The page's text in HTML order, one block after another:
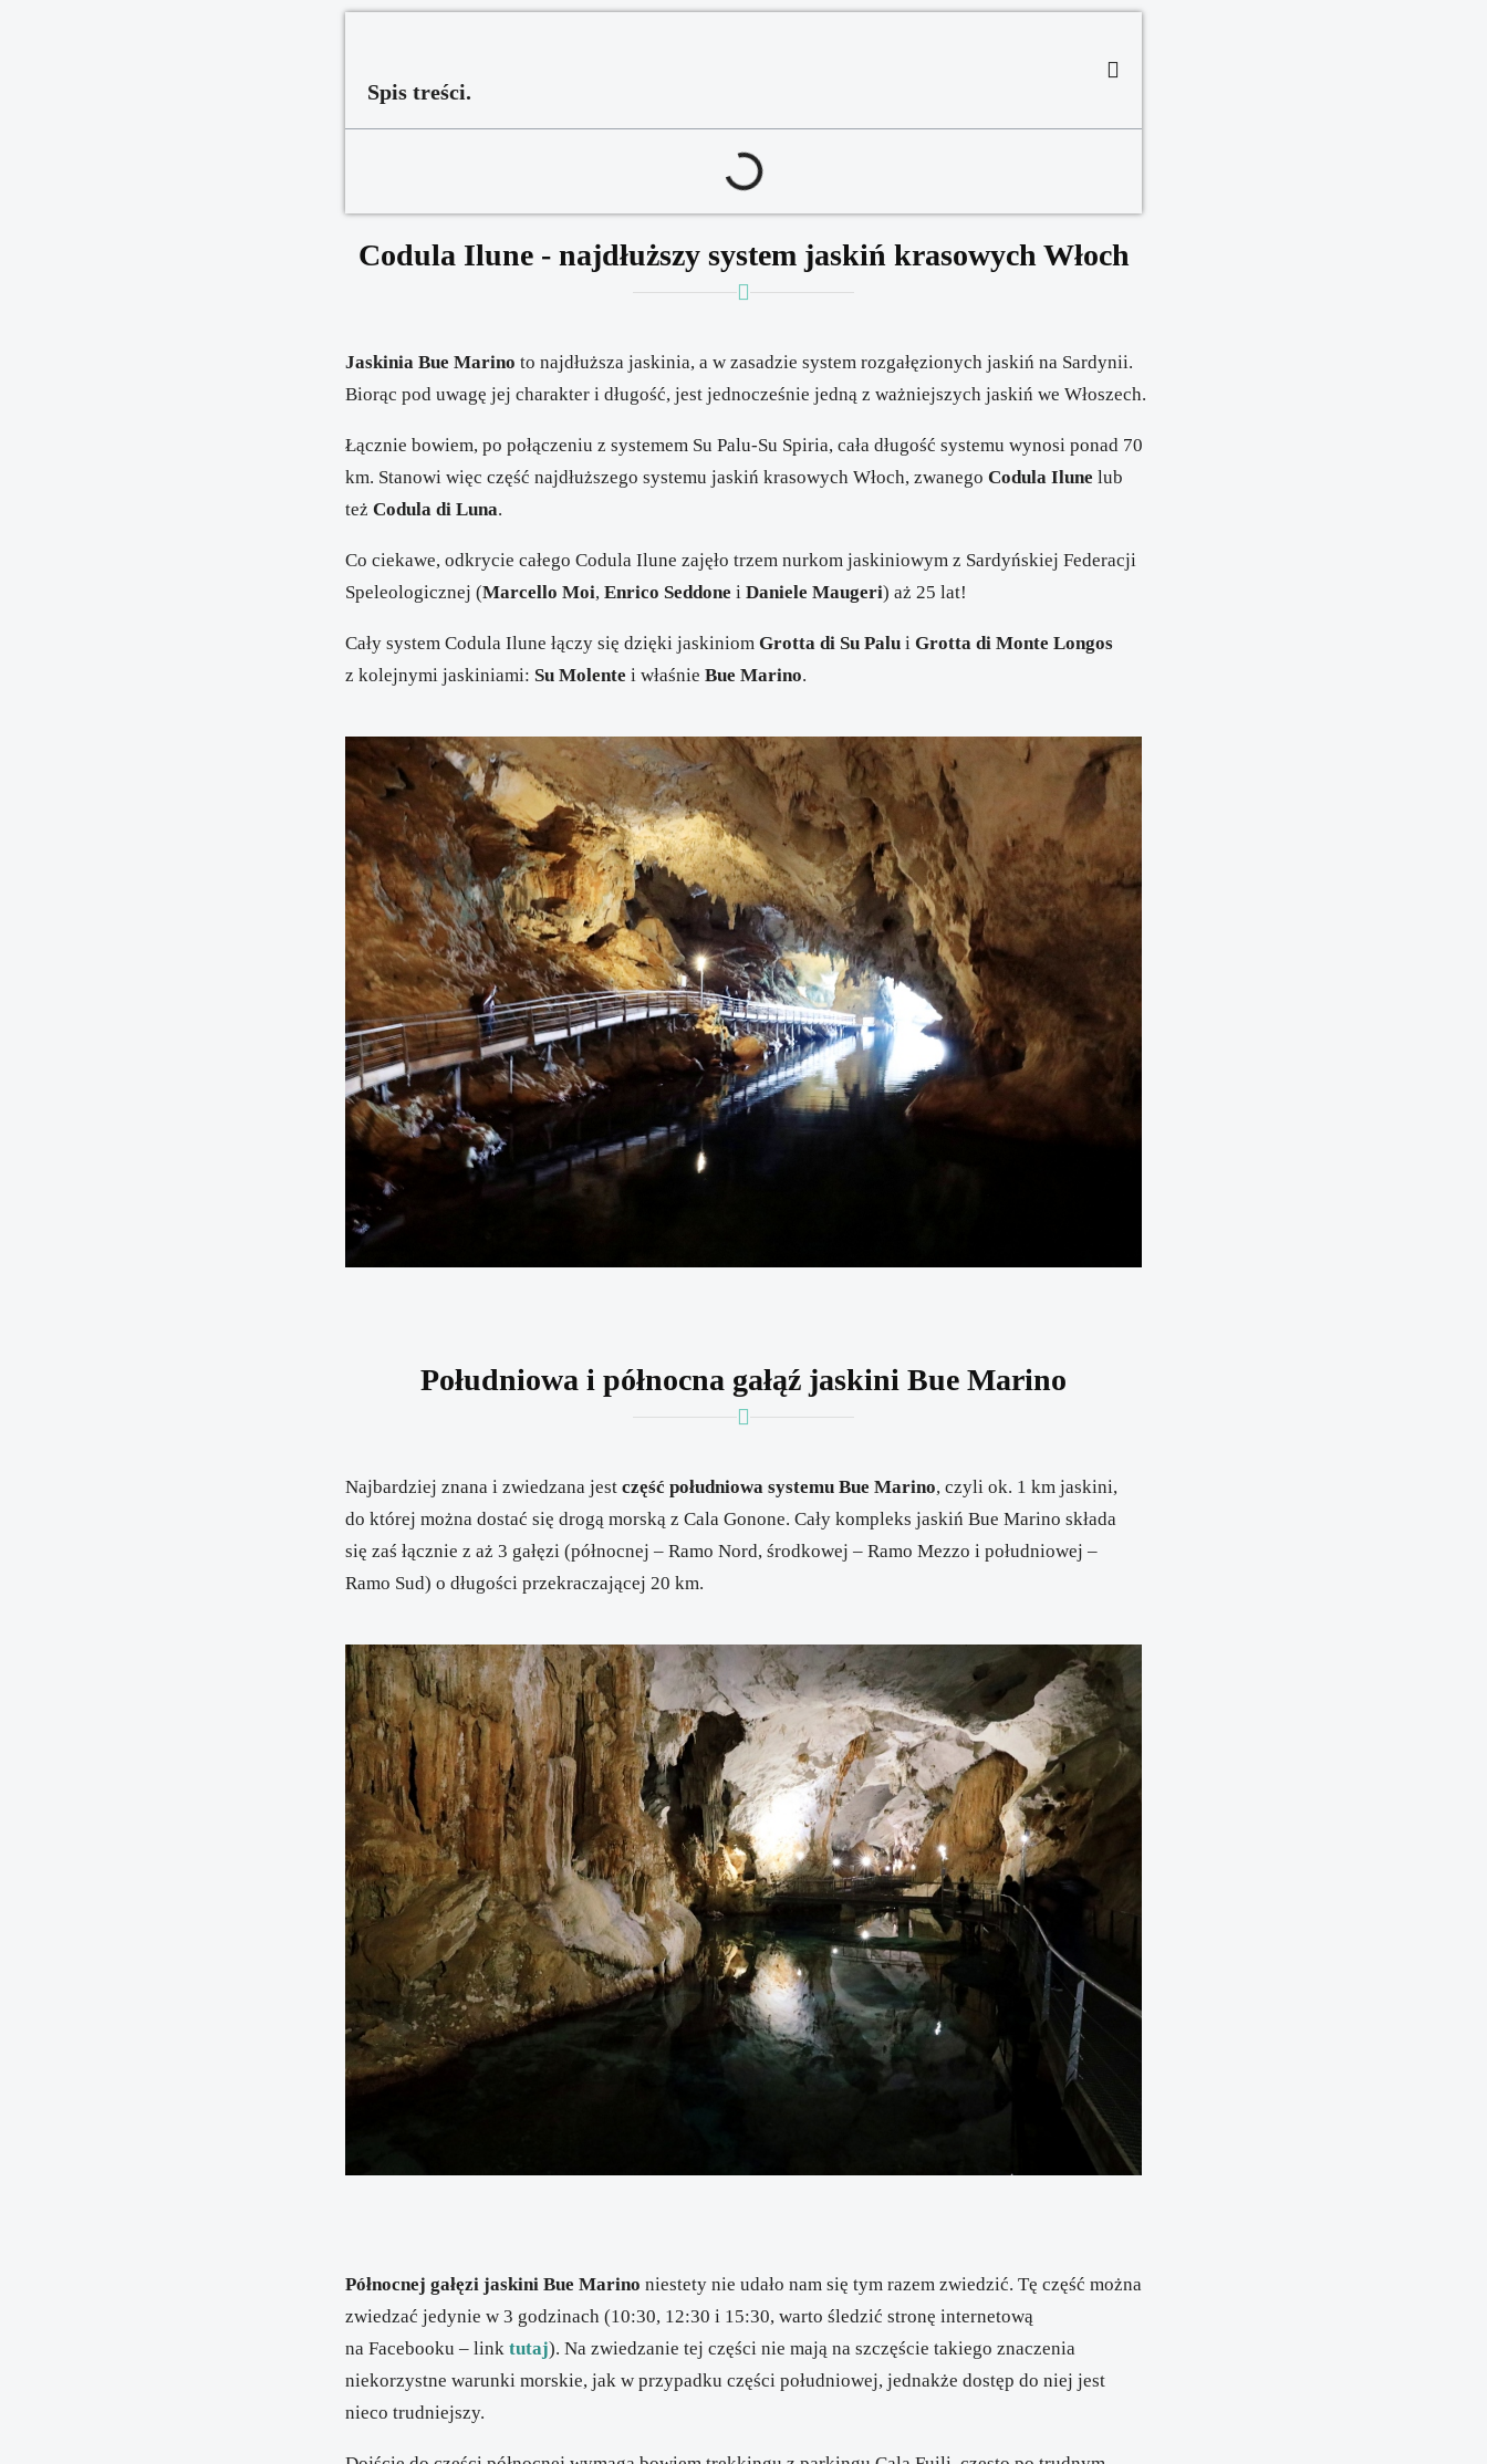
Spis treści.
Codula Ilune - najdłuższy system jaskiń krasowych Włoch
Jaskinia Bue Marino to najdłuższa jaskinia, a w zasadzie system rozgałęzionych jaskiń na Sardynii.
Biorąc pod uwagę jej charakter i długość, jest jednocześnie jedną z ważniejszych jaskiń we Włoszech.
Łącznie bowiem, po połączeniu z systemem Su Palu-Su Spiria, cała długość systemu wynosi ponad 70
km. Stanowi więc część najdłuższego systemu jaskiń krasowych Włoch, zwanego Codula Ilune lub
też Codula di Luna.
Co ciekawe, odkrycie całego Codula Ilune zajęło trzem nurkom jaskiniowym z Sardyńskiej Federacji
Speleologicznej (Marcello Moi, Enrico Seddone i Daniele Maugeri) aż 25 lat!
Cały system Codula Ilune łączy się dzięki jaskiniom Grotta di Su Palu i Grotta di Monte Longos
z kolejnymi jaskiniami: Su Molente i właśnie Bue Marino.
Południowa i północna gałąź jaskini Bue Marino
Najbardziej znana i zwiedzana jest część południowa systemu Bue Marino, czyli ok. 1 km jaskini,
do której można dostać się drogą morską z Cala Gonone. Cały kompleks jaskiń Bue Marino składa
się zaś łącznie z aż 3 gałęzi (północnej – Ramo Nord, środkowej – Ramo Mezzo i południowej –
Ramo Sud) o długości przekraczającej 20 km.
Północnej gałęzi jaskini Bue Marino niestety nie udało nam się tym razem zwiedzić. Tę część można
zwiedzać jedynie w 3 godzinach (10:30, 12:30 i 15:30, warto śledzić stronę internetową
na Facebooku – link tutaj). Na zwiedzanie tej części nie mają na szczęście takiego znaczenia
niekorzystne warunki morskie, jak w przypadku części południowej, jednakże dostęp do niej jest
nieco trudniejszy.